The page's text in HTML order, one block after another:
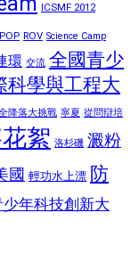
ICSMF 2012
POP ROV Science Camp
環 交流 全國青少
科學與工程大
降落大挑戰 寧夏 從問辯培
絮 洛杉磯 澱粉
國 輕功水上漂 防
年科技創新大